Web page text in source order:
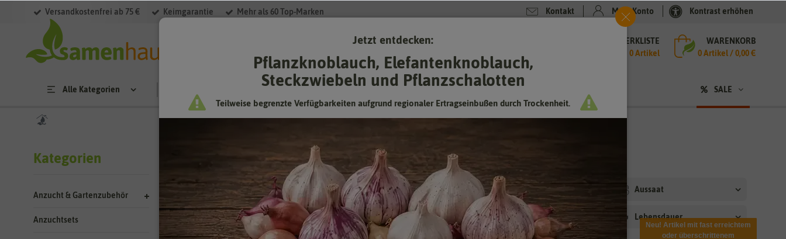
Versandkostenfrei ab 75 € Keimgarantie Mehr als 60 Top-Marken Kontakt Mein Konto Kontrast erhöhen
MERKLISTE
0 Artikel
WARENKORB
0Artikel /0,00 €
Alle Kategorien SALE
Kategorien
Anzucht & Gartenzubehör
Anzuchtsets
Suchergebnisse fürtee Treffer)
Kategorie Preis Hersteller Aussaat
Aussaat Haus Blütenfarbe Standortbedingungen Lebensdauer
Filter
Jetzt entdecken:
Pflanzknoblauch, Elefantenknoblauch,
Steckzwiebeln und Pflanzschalotten
Teilweise begrenzte Verfügbarkeiten aufgrund regionaler Ertragseinbußen durch Trockenheit.